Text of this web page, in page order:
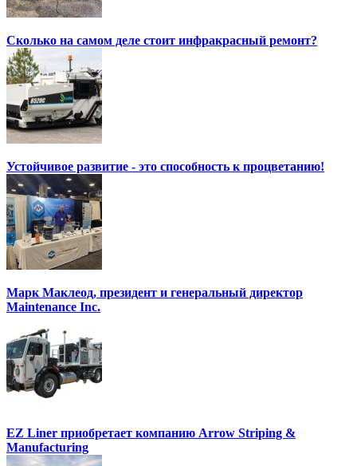
Сколько на самом деле стоит инфракрасный ремонт?
Устойчивое развитие - это способность к процветанию!
Марк Маклеод, президент и генеральный директор
Maintenance Inc.
EZ Liner приобретает компанию Arrow Striping &
Manufacturing